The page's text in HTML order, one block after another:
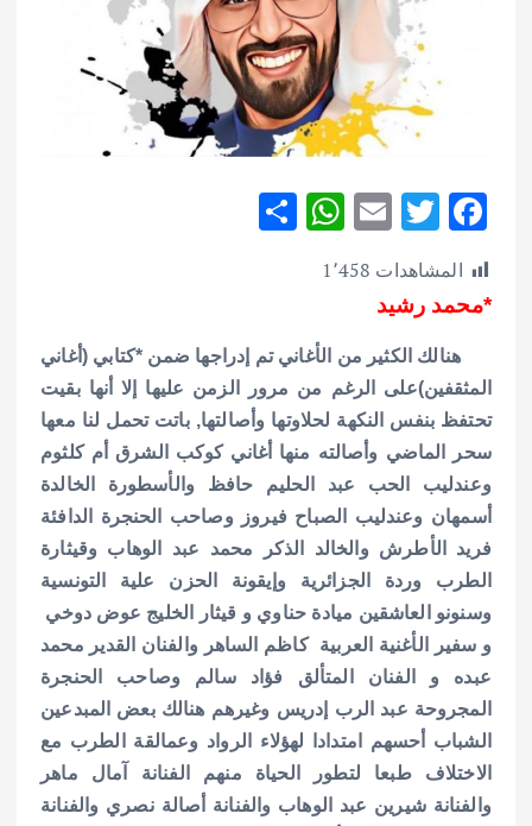
F
ac
e
b
o
o
k
T
w
it
te
r
E
m
ai
W
A
p
p
المشاهدات 1٬458
*محمد رشيد
هنالك الكثير من الأغاني تم إدراجها ضمن *كتابي (أغاني
المثقفين)على الرغم من مرور الزمن عليها إلا أنها بقيت
تحتفظ بنفس النكهة لحلاوتها وأصالتها, باتت تحمل لنا معها
سحر الماضي وأصالته منها أغاني كوكب الشرق أم كلثوم
وعندليب الحب عبد الحليم حافظ والأسطورة الخالدة
أسمهان وعندليب الصباح فيروز وصاحب الحنجرة الدافئة
فريد الأطرش والخالد الذكر محمد عبد الوهاب وقيثارة
الطرب وردة الجزائرية وإيقونة الحزن علية التونسية
وسنونو العاشقين ميادة حناوي و قيثار الخليج عوض دوخي
و سفير الأغنية العربية كاظم الساهر والفنان القدير محمد
عبده و الفنان المتألق فؤاد سالم وصاحب الحنجرة
المجروحة عبد الرب إدريس وغيرهم هنالك بعض المبدعين
الشباب أحسهم امتدادا لهؤلاء الرواد وعمالقة الطرب مع
الاختلاف طبعا لتطور الحياة منهم الفنانة آمال ماهر
والفنانة شيرين عبد الوهاب والفنانة أصالة نصري والفنانة